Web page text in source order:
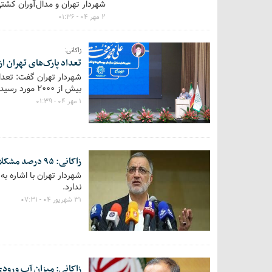
شهردار تهران و مدال‌آوران کشتی با
۲ مهر ۰۴ - ۰۱:۳۶
زاکانی:
تعداد پارک‌های تهران از ۷۵ بوستان به بیش از ۲۰۰۰ مورد
بیش از ۲۰۰۰ مورد رسید.
۱ مهر ۰۴ - ۰۱:۳۹
زاکانی: ۹۵ درصد مشکلات کشور ربطی به تحریم ندارد
ندارد.
۳۱ شهریور ۰۴ - ۰۷:۳۱